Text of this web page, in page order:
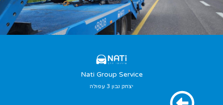
Nati Group Service
יצחק נבון 3 עפולה